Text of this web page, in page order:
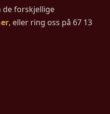
de forskjellige
, eller ring oss på 67 13